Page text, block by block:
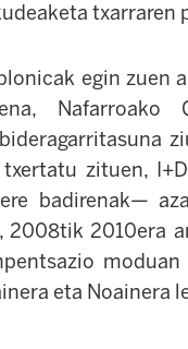
txarraren
egin zuen
Nafarroako
zituen,
badirenak—
2010era
moduan
eta Noainera